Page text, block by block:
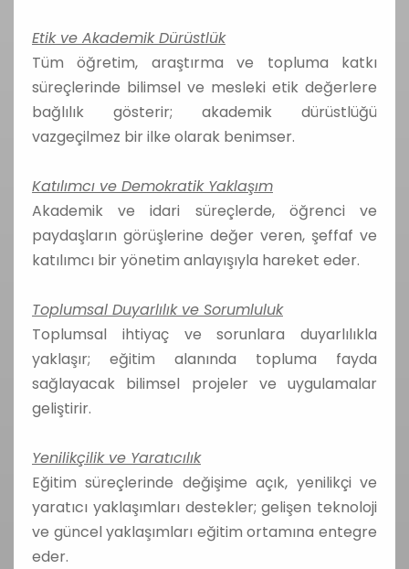
Etik ve Akademik Dürüstlük
Tüm öğretim, araştırma ve topluma katkı
süreçlerinde bilimsel ve mesleki etik değerlere
bağlılık gösterir; akademik dürüstlüğü
vazgeçilmez bir ilke olarak benimser.
Katılımcı ve Demokratik Yaklaşım
Akademik ve idari süreçlerde, öğrenci ve
paydaşların görüşlerine değer veren, şeffaf ve
katılımcı bir yönetim anlayışıyla hareket eder.
Toplumsal Duyarlılık ve Sorumluluk
Toplumsal ihtiyaç ve sorunlara duyarlılıkla
yaklaşır; eğitim alanında topluma fayda
sağlayacak bilimsel projeler ve uygulamalar
geliştirir.
Yenilikçilik ve Yaratıcılık
Eğitim süreçlerinde değişime açık, yenilikçi ve
yaratıcı yaklaşımları destekler; gelişen teknoloji
ve güncel yaklaşımları eğitim ortamına entegre
eder.